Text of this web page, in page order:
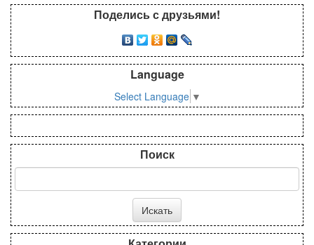
Поделись с друзьями!
Language
Select Language ▼
Поиск